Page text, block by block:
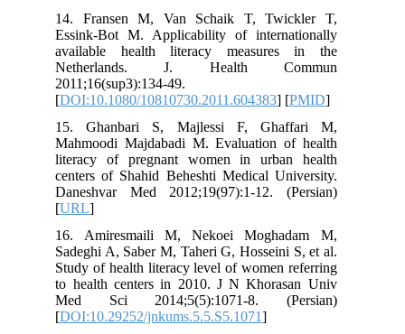
14. Fransen M, Van Schaik T, Twickler T,
Essink-Bot M. Applicability of internationally
available health literacy measures in the
Netherlands. J. Health Commun
2011;16(sup3):134-49.
[DOI:10.1080/10810730.2011.604383] [PMID
15. Ghanbari S, Majlessi F, Ghaffari M,
Mahmoodi Majdabadi M. Evaluation of health
literacy of pregnant women in urban health
centers of Shahid Beheshti Medical University.
Daneshvar Med 2012;19(97):1-12. (Persian)
[URL
16. Amiresmaili M, Nekoei Moghadam M,
Sadeghi A, Saber M, Taheri G, Hosseini S, et al.
Study of health literacy level of women referring
to health centers in 2010. J N Khorasan Univ
Med Sci 2014;5(5):1071-8. (Persian)
[DOI:10.29252/jnkums.5.5.S5.1071